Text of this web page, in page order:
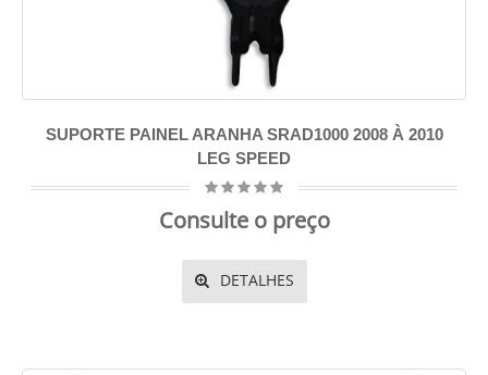
SUPORTE PAINEL ARANHA SRAD1000 2008 À 2010
LEG SPEED
Consulte o preço
DETALHES